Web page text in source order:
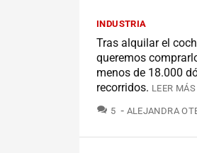
INDUSTRIA
Tras alquilar el
queremos
menos de 18.000
recorridos. LEER
5 COMENTARIOS
ALEJANDRA